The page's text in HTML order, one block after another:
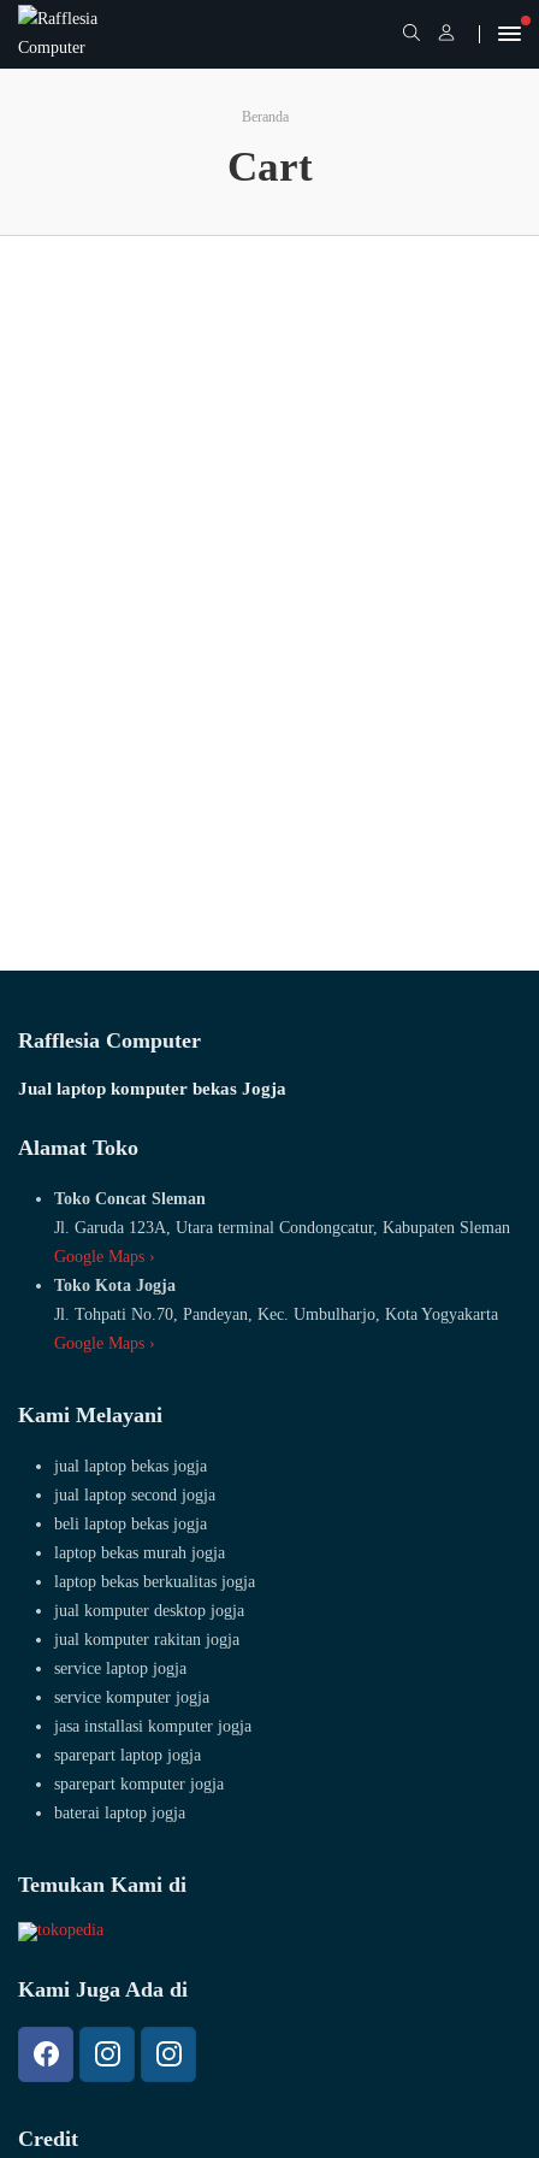
Beranda
Cart
Rafflesia Computer
Jual laptop komputer bekas Jogja
Alamat Toko
Toko Concat Sleman
Jl. Garuda 123A, Utara terminal Condongcatur, Kabupaten Sleman
Google Maps ›
Toko Kota Jogja
Jl. Tohpati No.70, Pandeyan, Kec. Umbulharjo, Kota Yogyakarta
Google Maps ›
Kami Melayani
jual laptop bekas jogja
jual laptop second jogja
beli laptop bekas jogja
laptop bekas murah jogja
laptop bekas berkualitas jogja
jual komputer desktop jogja
jual komputer rakitan jogja
service laptop jogja
service komputer jogja
jasa installasi komputer jogja
sparepart laptop jogja
sparepart komputer jogja
baterai laptop jogja
Temukan Kami di
Kami Juga Ada di
Credit